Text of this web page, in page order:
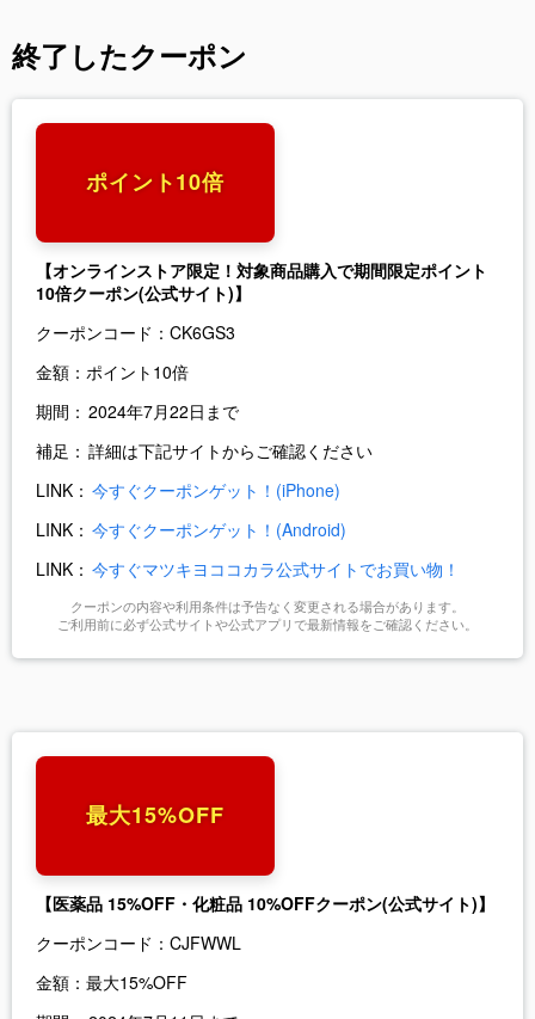
終了したクーポン
ポイント10倍
【オンラインストア限定！対象商品購入で期間限定ポイント
10倍クーポン(公式サイト)】
クーポンコード： CK6GS3
金額： ポイント10倍
期間： 2024年7月22日まで
補足： 詳細は下記サイトからご確認ください
LINK： 今すぐクーポンゲット！(iPhone)
LINK： 今すぐクーポンゲット！(Android)
LINK： 今すぐマツキヨココカラ公式サイトでお買い物！
クーポンの内容や利用条件は予告なく変更される場合があります。
ご利用前に必ず公式サイトや公式アプリで最新情報をご確認ください。
最大15%OFF
【医薬品 15%OFF・化粧品 10%OFFクーポン(公式サイト)】
クーポンコード： CJFWWL
金額： 最大15%OFF